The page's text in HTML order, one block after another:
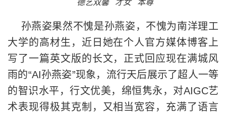
德艺双馨
才女 本尊
孙燕姿果然不愧是孙燕姿，不愧为南洋理工
大学的高材生，近日她在个人官方媒体博客上
写了一篇英文版的长文，正式回应现在满城风
雨的“AI孙燕姿”现象，流行天后展示了超人一等
的智识水平，行文优美，绵恒隽永，对AIGC艺
术表现得极其克制，又相当宽容，充满了语言